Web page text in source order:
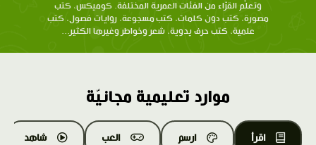
وتعلّم القرّاء من الفئات العمرية المختلفة. كوميكس، كتب
مصورة، كتب دون كلمات، كتب مسجوعة، روايات فصول، كتب
علمية، كتب حرف يدوية، شعر وخواطر وغيرها الكثير...
موارد تعليمية مجانيّة
اقرأ ارسم العب شاهد